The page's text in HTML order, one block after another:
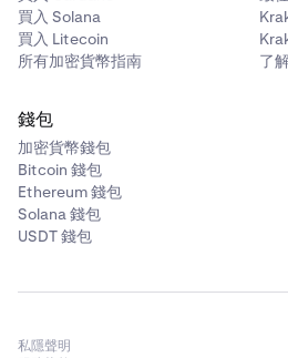
買入 Solana
買入 Litecoin
所有加密貨幣指南
了
錢包
加密貨幣錢包
Bitcoin 錢包
Ethereum 錢包
Solana 錢包
USDT 錢包
私隱聲明